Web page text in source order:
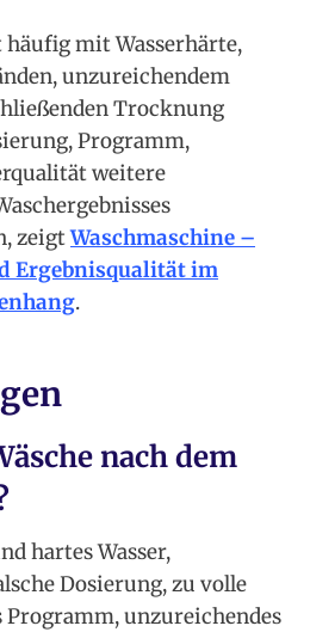
häufig mit Wasserhärte,
unzureichendem
Trocknung
Programm,
weitere
zeigtWaschmaschine –
Ergebnisqualität im
.
nach dem
hartes Wasser,
Dosierung, zu volle
unzureichendes